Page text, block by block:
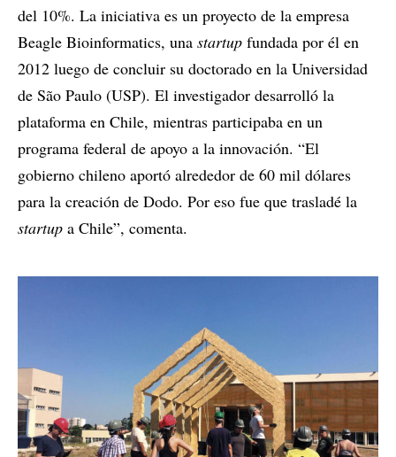
del 10%. La iniciativa es un proyecto de la empresa
Beagle Bioinformatics, una startup fundada por él en
2012 luego de concluir su doctorado en la Universidad
de São Paulo (USP). El investigador desarrolló la
plataforma en Chile, mientras participaba en un
programa federal de apoyo a la innovación. “El
gobierno chileno aportó alrededor de 60 mil dólares
para la creación de Dodo. Por eso fue que trasladé la
startup a Chile”, comenta.